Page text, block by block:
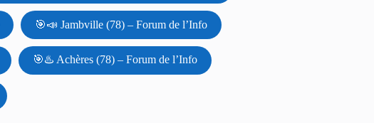
🎯📣 Jambville (78) – Forum de l’Info
🎯♨️ Achères (78) – Forum de l’Info